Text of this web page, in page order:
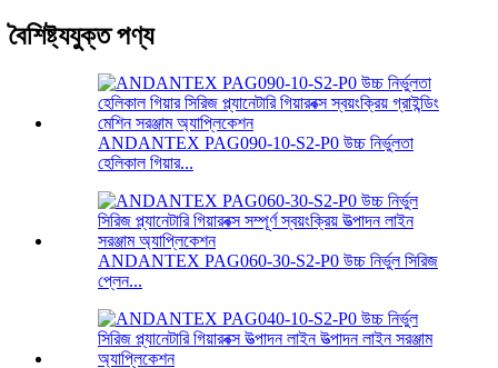
বৈশিষ্ট্যযুক্ত পণ্য
ANDANTEX PAG090-10-S2-P0 উচ্চ নির্ভুলতা
হেলিকাল গিয়ার...
ANDANTEX PAG060-30-S2-P0 উচ্চ নির্ভুল সিরিজ
প্লেন...